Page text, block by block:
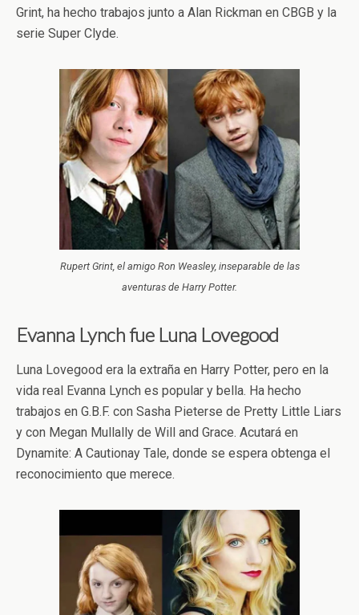
Grint, ha hecho trabajos junto a Alan Rickman en CBGB y la
serie Super Clyde.
Rupert Grint, el amigo Ron Weasley, inseparable de las
aventuras de Harry Potter.
Evanna Lynch fue Luna Lovegood
Luna Lovegood era la extraña en Harry Potter, pero en la
vida real Evanna Lynch es popular y bella. Ha hecho
trabajos en G.B.F. con Sasha Pieterse de Pretty Little Liars
y con Megan Mullally de Will and Grace. Acutará en
Dynamite: A Cautionay Tale, donde se espera obtenga el
reconocimiento que merece.